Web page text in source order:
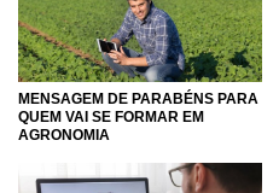
MENSAGEM DE PARABÉNS PARA
QUEM VAI SE FORMAR EM
AGRONOMIA